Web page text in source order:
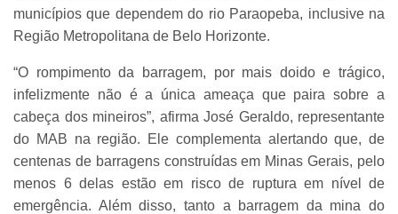
municípios que dependem do rio Paraopeba, inclusive na
Região Metropolitana de Belo Horizonte.
“O rompimento da barragem, por mais doido e trágico,
infelizmente não é a única ameaça que paira sobre a
cabeça dos mineiros”, afirma José Geraldo, representante
do MAB na região. Ele complementa alertando que, de
centenas de barragens construídas em Minas Gerais, pelo
menos 6 delas estão em risco de ruptura em nível de
emergência. Além disso, tanto a barragem da mina do